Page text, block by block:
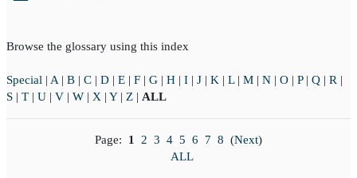
Browse the glossary using this index
Special | A | B | C | D | E | F | G | H | I | J | K | L| M | N | O | P| Q | R |
S | T | U | V | W | X | Y| Z | ALL
Page: 1 2 3 4 5 6 7 8 (Next)
ALL